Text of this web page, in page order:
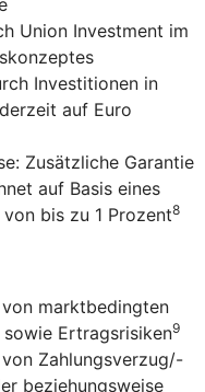
Union Investment im
Investitionen in
auf Euro
Zusätzliche Garantie
auf Basis eines
bis zu 1 Prozent8
marktbedingten
sowie Ertragsrisiken9
Zahlungsverzug/-
beziehungsweise